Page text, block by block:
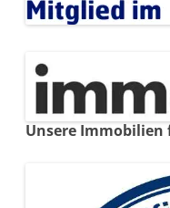
Unsere Immobilien